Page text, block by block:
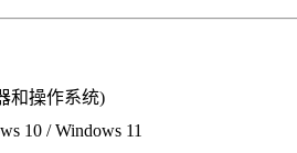
和操作系统)
10 / Windows 11